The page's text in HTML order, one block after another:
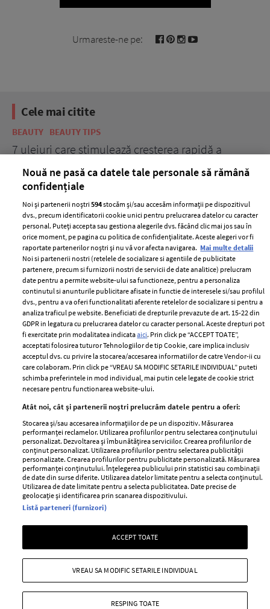
Urmareste-ne pe:
Cele mai citite
BEAUTY BEAUTY TIPS
7 uleiuri care stimulează creșterea rapidă a
părului
ELLE Style Awards
2024
Despre ELLE
Romania
Contact
Abonamente
Termeni si conditii
Politica de
confidențialitate
Politica de cookies
Publicitate
Stiri
GSP
Unica
Baby
Retete
Libertatea pentru
Viva
Avantaje
Retete practice
Pariază responsabil! Decizia ONJN nr. 821/25.09.2025.
Jocurile de noroc sunt interzise minorilor.
Nouă ne pasă ca datele tale personale să rămână
confidențiale
Noi și partenerii noștri594stocăm și/sau accesăm informații pe dispozitivul
dvs., precum identificatorii cookie unici pentru prelucrarea datelor cu caracter
personal. Puteți accepta sau gestiona alegerile dvs. făcând clic mai jos sau în
orice moment, pe pagina cu politica de confidențialitate. Aceste alegeri vor fi
raportate partenerilor noștri și nu vă vor afecta navigarea. Mai multe detalii
Noi si partenerii nostri (retelele de socializare si agentiile de publicitate
partenere, precum si furnizorii nostri de servicii de date analitice) prelucram
date pentru a permite website-ului sa functioneze, pentru a personaliza
continutul si anunturile publicitare afisate in functie de interesele si/sau profilul
dvs., pentru a va oferi functionalitati aferente retelelor de socializare si pentru a
analiza traficul pe website. Beneficiati de drepturile prevazute de art. 15-22 din
GDPR in legatura cu prelucrarea datelor cu caracter personal. Aceste drepturi pot
fi exercitate prin modalitatea indicataaici. Prin click pe “ACCEPT TOATE”,
acceptati folosirea tuturor Tehnologiilor de tip Cookie, care implica inclusiv
acceptul dvs. cu privire la stocarea/accesarea informatiilor de catre Vendor-ii cu
care colaboram. Prin click pe “VREAU SA MODIFIC SETARILE INDIVIDUAL” puteti
schimba preferintele in mod individual, mai putin cele legate de cookie strict
necesare pentru functionarea website-ului.
Atât noi, cât și partenerii noștri prelucrăm datele pentru a oferi:
Stocarea și/sau accesarea informațiilor de pe un dispozitiv. Măsurarea
performanței reclamelor. Utilizarea profilurilor pentru selectarea conținutului
personalizat. Dezvoltarea și îmbunătățirea serviciilor. Crearea profilurilor de
conținut personalizat. Utilizarea profilurilor pentru selectarea publicității
personalizate. Crearea profilurilor pentru publicitate personalizată. Măsurarea
performanței conținutului. Înțelegerea publicului prin statistici sau combinații
de date din surse diferite. Utilizarea datelor limitate pentru a selecta conținutul.
Utilizarea de date limitate pentru a selecta publicitatea. Date precise de
geolocație și identificarea prin scanarea dispozitivului.
Listă parteneri (furnizori)
ACCEPT TOATE
RESPING TOATE
VREAU SA MODIFIC SETARILE INDIVIDUAL